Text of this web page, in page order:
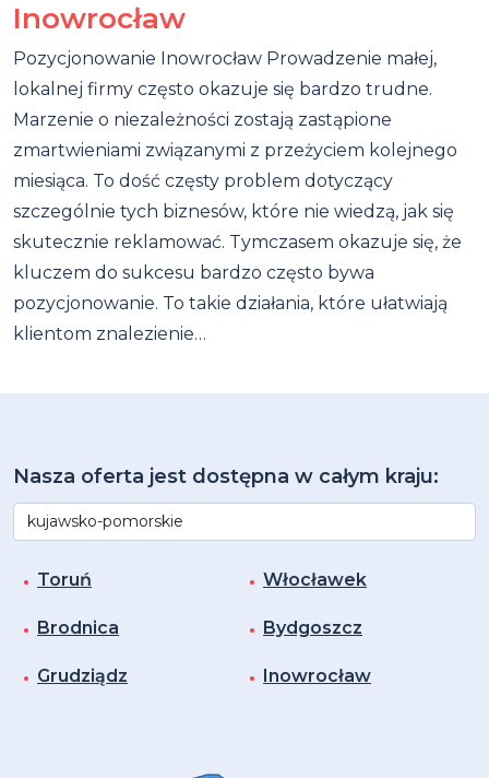
Inowrocław
Pozycjonowanie Inowrocław Prowadzenie małej,
lokalnej firmy często okazuje się bardzo trudne.
Marzenie o niezależności zostają zastąpione
zmartwieniami związanymi z przeżyciem kolejnego
miesiąca. To dość częsty problem dotyczący
szczególnie tych biznesów, które nie wiedzą, jak się
skutecznie reklamować. Tymczasem okazuje się, że
kluczem do sukcesu bardzo często bywa
pozycjonowanie. To takie działania, które ułatwiają
klientom znalezienie…
Nasza oferta jest dostępna w całym kraju:
Toruń Włocławek
Brodnica Bydgoszcz
Grudziądz Inowrocław